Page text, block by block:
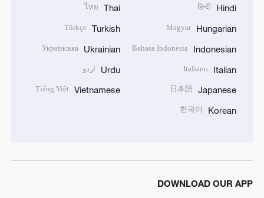
Hindi
हिन्दी
Hungarian
Magyar
Indonesian
Bahasa Indonesia
Italian
Italiano
Japanese
日本語
Korean
한국어
Thai
ไทย
Turkish
Türkçe
Ukrainian
Українська
Urdu اردو
Vietnamese
Tiếng Việt
DOWNLOAD OUR APP